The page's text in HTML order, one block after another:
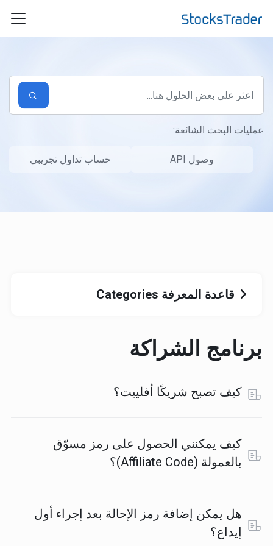
عمليات البحث الشائعة:
وصول API حساب تداول تجريبي
قاعدة المعرفة Categories
برنامج الشراكة
كيف تصبح شريكًا أفلييت؟
كيف يمكنني الحصول على رمز مسوّق
بالعمولة (Affiliate Code)؟
هل يمكن إضافة رمز الإحالة بعد إجراء أول
إيداع؟